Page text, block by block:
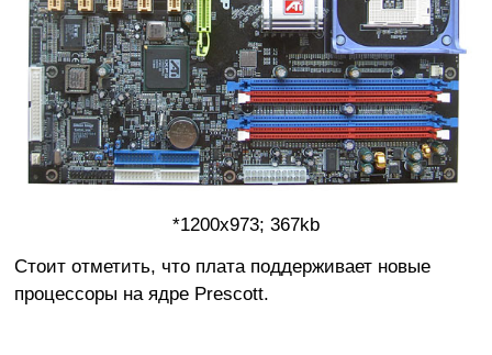
*1200x973; 367kb
Стоит отметить, что плата поддерживает новые
процессоры на ядре Prescott.